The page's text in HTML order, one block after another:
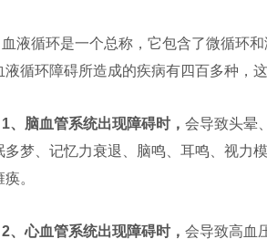
血液循环是一个总称，它包含了微循环
液循环障碍所造成的疾病有四百多种，
1、脑血管系统出现障碍时，会导致头晕
多梦、记忆力衰退、脑鸣、耳鸣、视力
。
2、心血管系统出现障碍时，会导致高血